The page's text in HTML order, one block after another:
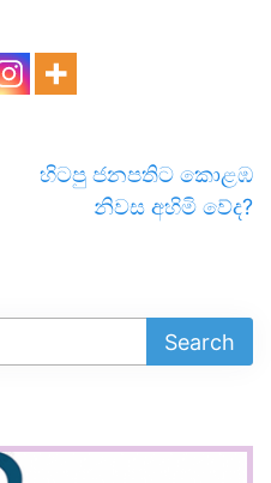
හිටපු ජනපතිට කොළඹ
නිවස අහිමි වේද?